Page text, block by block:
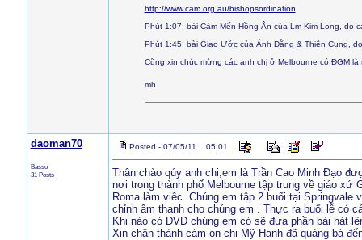
http://www.cam.org.au/bishopsordination
Phút 1:07: bài Cảm Mến Hồng Ân của Lm Kim Long, do
Phút 1:45: bài Giao Ước của Ánh Đằng & Thiên Cung,
Cũng xin chúc mừng các anh chị ở Melbourne có ĐGM
mh
daoman70
Basso
31 Posts
Posted - 07/05/11 : 05:01
Thân chào qúy anh chi,em là Trần Cao Minh Đạo
nơi trong thành phố Melbourne tập trung về giáo
Roma làm viêc. Chúng em tập 2 buổi tại
chỉnh âm thanh cho chúng em . Thực ra buổi lễ có
Khi nào có DVD chúng em có sẽ đưa phần bài hát
Xin chân thành cám on chi Mỹ Hạnh đã quảng bá